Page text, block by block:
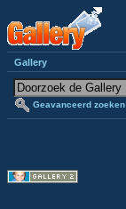
Gallery
Geavanceerd zoeken